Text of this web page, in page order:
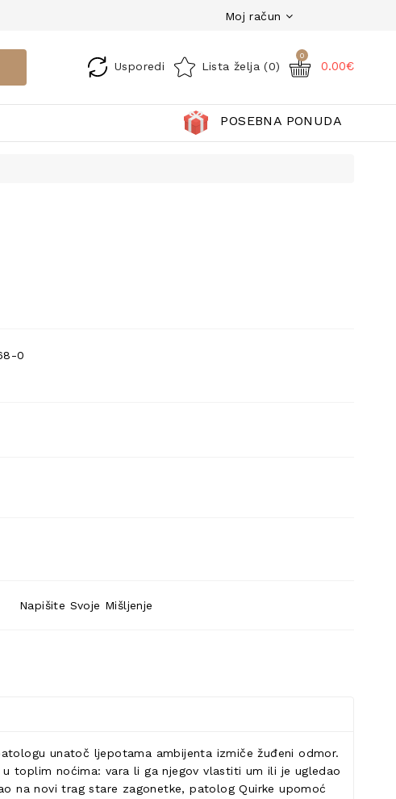
Moj račun
Usporedi Lista želja (0)
0
0.00€
POSEBNA PONUDA
0
Napišite Svoje Mišljenje
unatoč ljepotama ambijenta izmiče žuđeni odmor.
toplim noćima: vara li ga njegov vlastiti um ili je ugledao
na novi trag stare zagonetke, patolog Quirke upomoć